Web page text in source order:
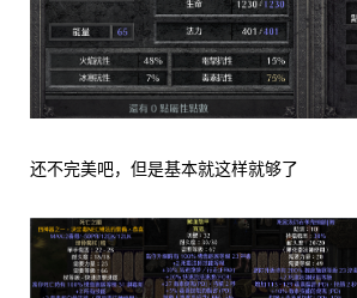
还不完美吧，但是基本就这样就够了